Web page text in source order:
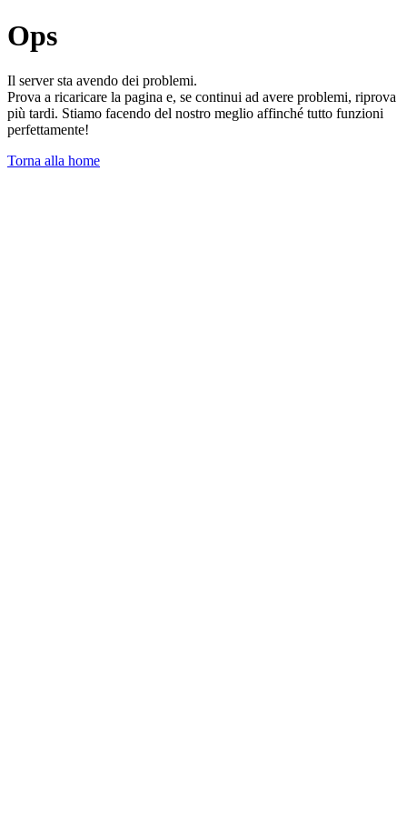
Ops
Il server sta avendo dei problemi.
Prova a ricaricare la pagina e, se continui ad avere problemi, riprova
più tardi. Stiamo facendo del nostro meglio affinché tutto funzioni
perfettamente!
Torna alla home